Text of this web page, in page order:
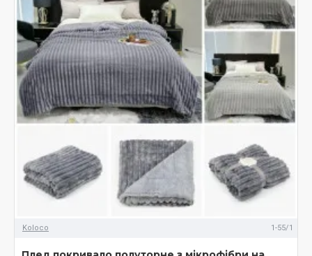
Koloco 1-55/1